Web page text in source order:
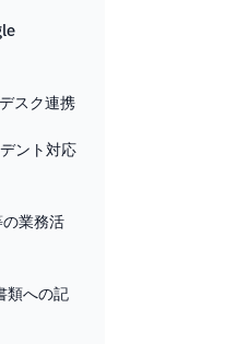
スク連携
ント対応
業務活
類への記